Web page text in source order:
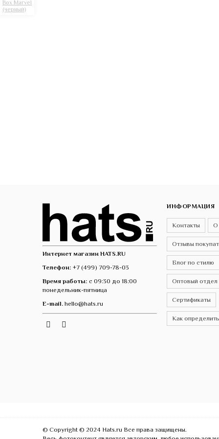
Интернет магазин HATS.RU
Телефон: +7 (499) 709-78-03
Время работы: с 09:30 до 18:00
понедельник-пятница
E-mail. hello@hats.ru
Instagram
ИНФОРМАЦИЯ
Контакты О
Отзывы
Блог по стилю
Оптовый отдел
Сертификаты
Как
© Copyright © 2024 Hats.ru Все права защищены.